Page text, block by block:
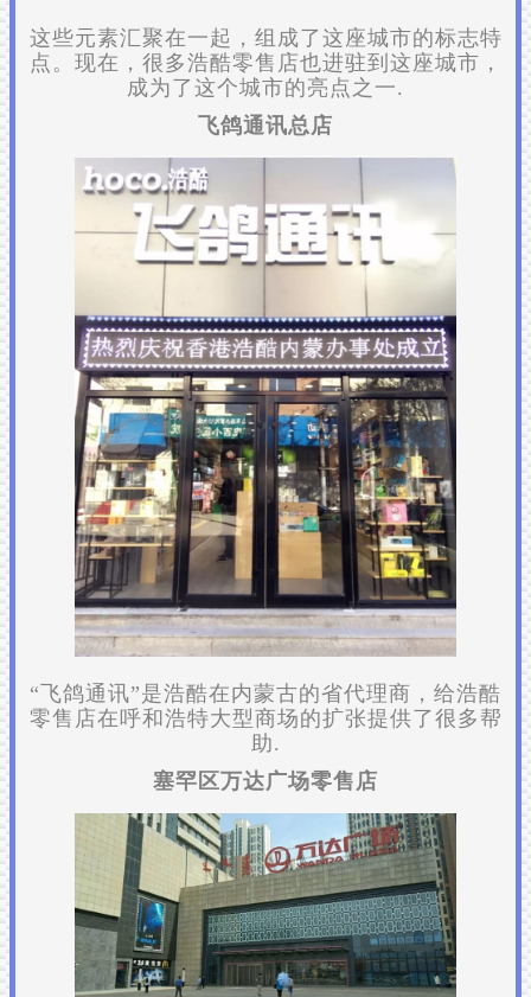
这些元素汇聚在一起，组成了这座城市的标志特
点。现在，很多浩酷零售店也进驻到这座城市，
成为了这个城市的亮点之一.
飞鸽通讯总店
“飞鸽通讯”是浩酷在内蒙古的省代理商，给浩酷
零售店在呼和浩特大型商场的扩张提供了很多帮
助.
塞罕区万达广场零售店